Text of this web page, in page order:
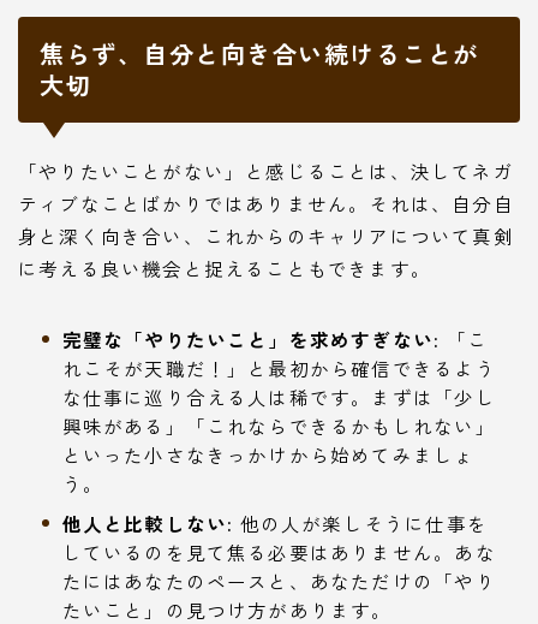
焦らず、自分と向き合い続けることが
大切
「やりたいことがない」と感じることは、決してネガ
ティブなことばかりではありません。それは、自分自
身と深く向き合い、これからのキャリアについて真剣
に考える良い機会と捉えることもできます。
完璧な「やりたいこと」を求めすぎない:
「こ
れこそが天職だ！」と最初から確信できるよう
な仕事に巡り合える人は稀です。まずは「少し
興味がある」「これならできるかもしれない」
といった小さなきっかけから始めてみましょ
う。
他人と比較しない: 他の人が楽しそうに仕事を
しているのを見て焦る必要はありません。あな
たにはあなたのペースと、あなただけの「やり
たいこと」の見つけ方があります。